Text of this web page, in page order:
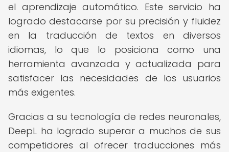
el aprendizaje automático. Este servicio ha
logrado destacarse por su precisión y fluidez
en la traducción de textos en diversos
idiomas, lo que lo posiciona como una
herramienta avanzada y actualizada para
satisfacer las necesidades de los usuarios
más exigentes.
Gracias a su tecnología de redes neuronales,
DeepL ha logrado superar a muchos de sus
competidores al ofrecer traducciones más